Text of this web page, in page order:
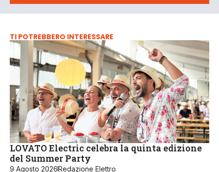
TI POTREBBERO INTERESSARE
LOVATO Electric celebra la quinta edizione
del Summer Party
9 Agosto 2026Redazione Elettro